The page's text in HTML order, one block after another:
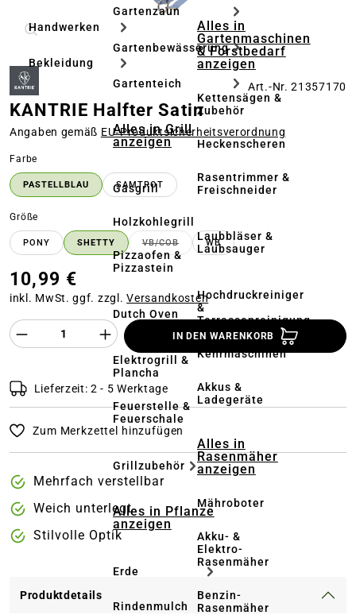
Handwerken
Bekleidung
Gartenzaun
Gartenbewässerung
Gartenteich
Alles in Grill
anzeigen
Gasgrill
Holzkohlegrill
Pizzaofen &
Pizzastein
Dutch Oven
Elektrogrill &
Plancha
Feuerstelle &
Feuerschale
Grillzubehör
Alles in Pflanze
anzeigen
Erde
Rindenmulch
Alles in
Gartenmaschinen
& Forstbedarf
anzeigen
Kettensägen &
Zubehör
Heckenscheren
Rasentrimmer &
Freischneider
Laubbläser &
Laubsauger
Hochdruckreiniger
&
Terrassenreinigung
Kehrmaschinen
Akkus &
Ladegeräte
Alles in
Rasenmäher
anzeigen
Mähroboter
Akku- &
Elektro-
Rasenmäher
Benzin-
Rasenmäher
Art.-Nr. 21357170
KANTRIE Halfter Satin
Angaben gemäß EU‑Produktsicherheitsverordnung
Farbe
PASTELLBLAU SAMTROT
Größe
PONY SHETTY VB/COB(DIESE OPTION IST ZURZEIT NICHT
WB
10,99 €
inkl. MwSt. ggf. zzgl.Versandkosten
Produkt Anzahl des Produktes
IN DEN WARENKORB
Lieferzeit: 2 - 5 Werktage
Zum Merkzettel hinzufügen
Mehrfach verstellbar
Weich unterlegt
Stilvolle Optik
Produktdetails